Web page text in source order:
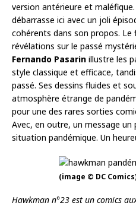
version antérieure et maléfique.
débarrasse ici avec un joli
cohérents dans son propos. Le
révélations sur le passé
Fernando Pasarin illustre les
style classique et efficace,
passé. Ses dessins fluides et
atmosphère étrange de
pour une des rares sorties
Avec, en outre, un message
situation pandémique. Un
(image © DC
Hawkman n°23 est un comics